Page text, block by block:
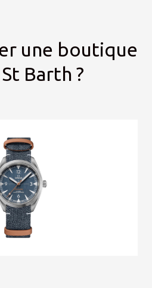
une boutique
Barth ?